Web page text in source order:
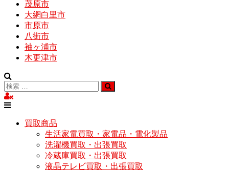
茂原市
大網白里市
市原市
八街市
袖ヶ浦市
木更津市
買取商品
生活家電買取・家電品・電化製品
洗濯機買取・出張買取
冷蔵庫買取・出張買取
液晶テレビ買取・出張買取